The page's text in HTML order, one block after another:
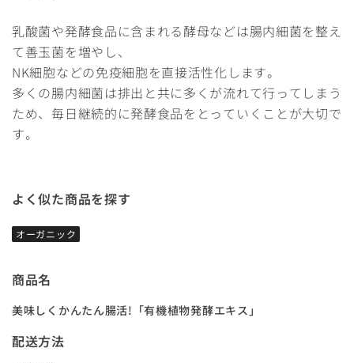
乳酸菌や発酵食品に含まれる酵母などは腸内細菌を整え
て善玉菌を増やし、
NK細胞などの免疫細胞を直接活性化します。
多くの腸内細菌は排出と共に多くが流れて行ってしまう
ため、毎日継続的に発酵食品をとっていくことが大切で
す。
よく似た商品を探す
オーガニック
商品名
美味しくかんたん腸活!「有機植物発酵エキス」
配送方法